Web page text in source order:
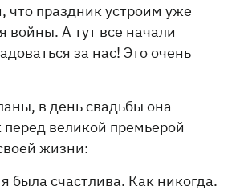
что праздник устроим уже
войны. А тут все начали
за нас! Это очень
в день свадьбы она
великой премьерой
жизни:
была счастлива. Как никогда.